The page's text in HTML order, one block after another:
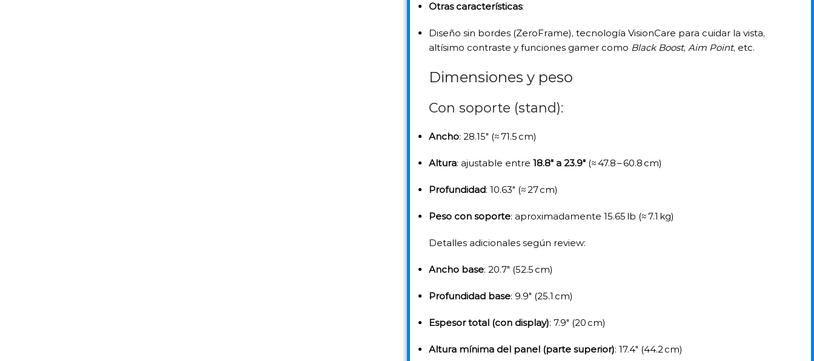
Otras características:
Diseño sin bordes (ZeroFrame), tecnología VisionCare para cuidar la vista,
altísimo contraste y funciones gamer como Black Boost, Aim Point, etc.
Dimensiones y peso
Con soporte (stand):
Ancho: 28.15″ (≈ 71.5 cm)
Altura: ajustable entre 18.8″ a 23.9″ (≈ 47.8 – 60.8 cm)
Profundidad: 10.63″ (≈ 27 cm)
Peso con soporte: aproximadamente 15.65 lb (≈ 7.1 kg)
Detalles adicionales según review:
Ancho base: 20.7″ (52.5 cm)
Profundidad base: 9.9″ (25.1 cm)
Espesor total (con display): 7.9″ (20 cm)
Altura mínima del panel (parte superior): 17.4″ (44.2 cm)